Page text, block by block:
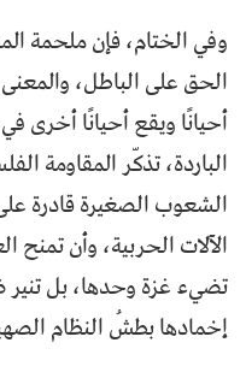
وفي الختام، فإن ملحمة
الحق على الباطل،
أحيانًا ويقع أحيانًا أخرى
الباردة، تذكّر المقاومة
الشعوب الصغيرة قادرة
الآلات الحربية، وأن تمنح
تضيء غزة وحدها، بل تنير
إخمادها بطشُ النظام